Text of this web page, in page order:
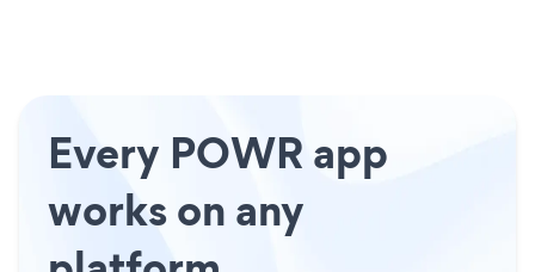
Every POWR app
works on any